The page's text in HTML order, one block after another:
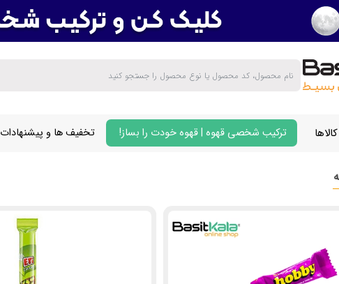
ترکیب شخصی قهوه | قهوه خودت را بساز! تخفیف ها و پیشنهادات